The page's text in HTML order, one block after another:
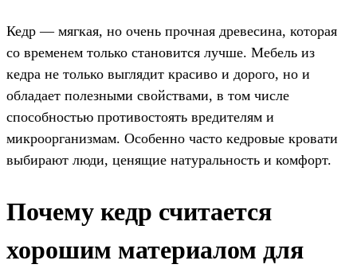
Кедр — мягкая, но очень прочная древесина, которая
со временем только становится лучше. Мебель из
кедра не только выглядит красиво и дорого, но и
обладает полезными свойствами, в том числе
способностью противостоять вредителям и
микроорганизмам. Особенно часто кедровые кровати
выбирают люди, ценящие натуральность и комфорт.
Почему кедр считается
хорошим материалом для